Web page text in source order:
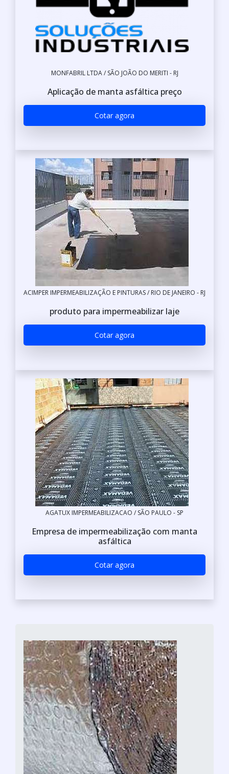
MONFABRIL LTDA / SÃO JOÃO DO MERITI - RJ
Aplicação de manta asfáltica preço
Cotar agora
ACIMPER IMPERMEABILIZAÇÃO E PINTURAS / RIO DE JANEIRO - RJ
produto para impermeabilizar laje
Cotar agora
AGATUX IMPERMEABILIZACAO / SÃO PAULO - SP
Empresa de impermeabilização com manta
asfáltica
Cotar agora